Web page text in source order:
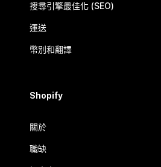
搜尋引擎最佳化 (SEO)
運送
幣別和翻譯
Shopify
關於
職缺